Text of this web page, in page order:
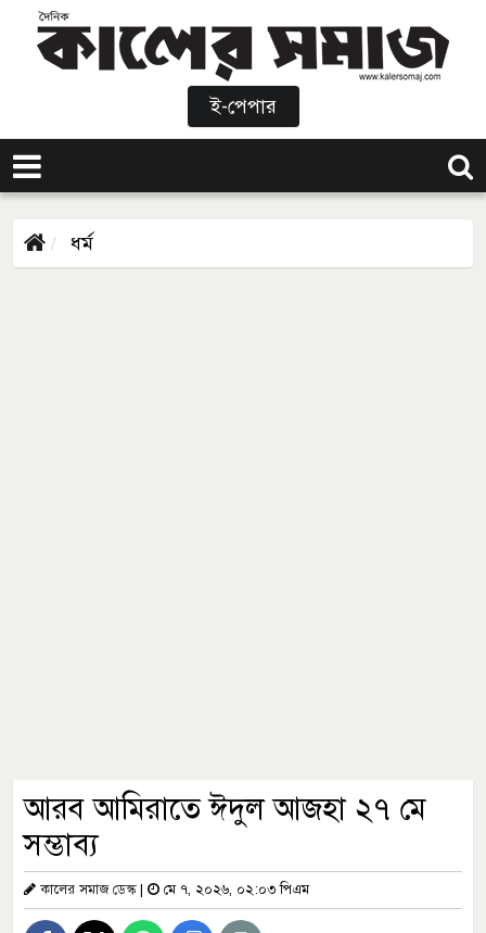
ই-পেপার
ধর্ম
আরব আমিরাতে ঈদুল আজহা ২৭ মে
সম্ভাব্য
কালের সমাজ ডেস্ক| মে ৭, ২০২৬, ০২:০৩ পিএম